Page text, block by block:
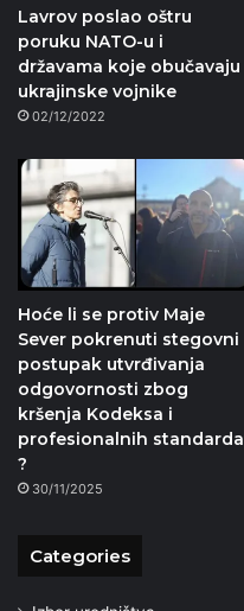
Lavrov poslao oštru
poruku NATO-u i
državama koje obučavaju
ukrajinske vojnike
02/12/2022
Hoće li se protiv Maje
Sever pokrenuti stegovni
postupak utvrđivanja
odgovornosti zbog
kršenja Kodeksa i
profesionalnih standarda
?
30/11/2025
Categories